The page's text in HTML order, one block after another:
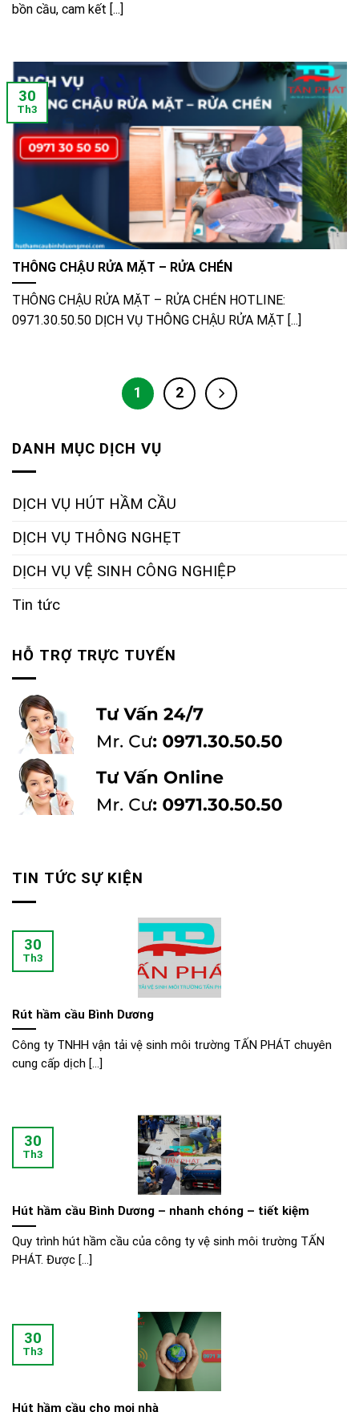
DANH MỤC DỊCH VỤ
DỊCH VỤ HÚT HẦM CẦU
DỊCH VỤ THÔNG NGHẸT
DỊCH VỤ VỆ SINH CÔNG NGHIỆP
Tin tức
HỖ TRỢ TRỰC TUYẾN
TIN TỨC SỰ KIỆN
Rút hầm cầu Bình Dương
Công ty TNHH vận tải vệ sinh môi trường TẤN PHÁT chuyên
cung cấp dịch [...]
30
Th3
Hút hầm cầu Bình Dương – nhanh chóng – tiết kiệm
Quy trình hút hầm cầu của công ty vệ sinh môi trường TẤN
PHÁT. Được [...]
30
Th3
Hút hầm cầu cho mọi nhà
30
Th3
bồn cầu, cam kết [...]
THÔNG CHẬU RỬA MẶT – RỬA CHÉN
THÔNG CHẬU RỬA MẶT – RỬA CHÉN HOTLINE:
0971.30.50.50 DỊCH VỤ THÔNG CHẬU RỬA MẶT [...]
30
Th3
1 2